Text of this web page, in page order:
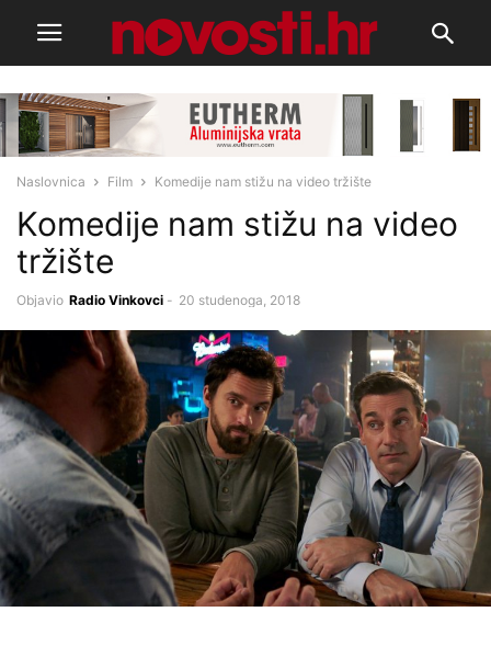
Naslovnica Film Komedije nam stižu na video tržište
Komedije nam stižu na video
tržište
Objavio Radio Vinkovci - 20 studenoga, 2018